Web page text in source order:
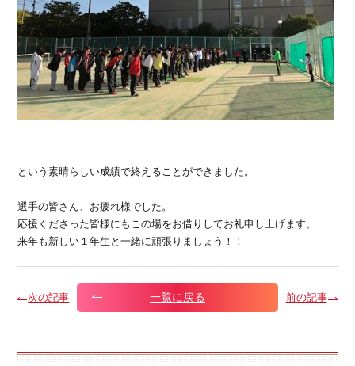
という素晴らしい成績で終えることができました。
選手の皆さん、お疲れ様でした。
応援くださった皆様にもこの場をお借りしてお礼申し上げます。
来年も新しい１年生と一緒に頑張りましょう！！
次の記事 一覧に戻る 前の記事